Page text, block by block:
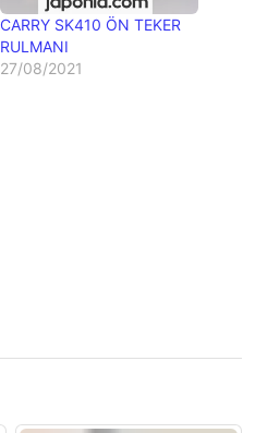
CARRY SK410 ÖN TEKER
RULMANI
27/08/2021